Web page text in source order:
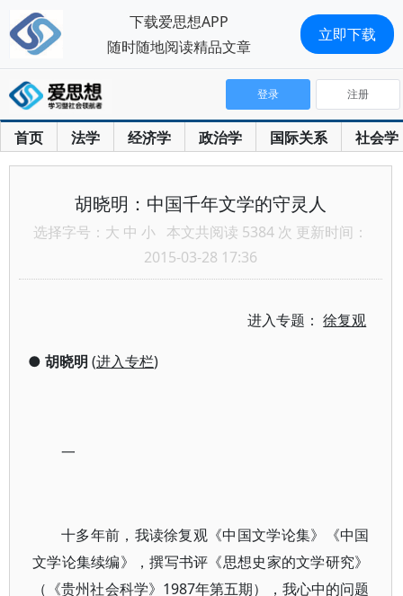
首页 法学 经济学 政治学 国际关系 社会学
登录 注册
胡晓明：中国千年文学的守灵人
选择字号： 大 中 小 本文共阅读 5384 次 更新时间：
2015-03-28 17:36
进入专题：徐复观
● 胡晓明 (进入专栏)
一
十多年前，我读徐复观《中国文学论集》《中国
文学论集续编》，撰写书评《思想史家的文学研究》
（《贵州社会科学》1987年第五期），我心中的问题
下载爱思想APP
随时随地阅读精品文章
立即下载